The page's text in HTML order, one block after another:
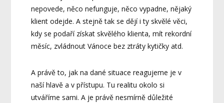
nepovede, něco nefunguje, něco vypadne, nějaký
klient odejde. A stejně tak se dějí i ty skvělé věci,
kdy se podaří získat skvělého klienta, mít rekordní
měsíc, zvládnout Vánoce bez ztráty kytičky atd.
A právě to, jak na dané situace reagujeme je v
naší hlavě a v přístupu. Tu realitu okolo si
utváříme sami. A je právě nesmírně důležité